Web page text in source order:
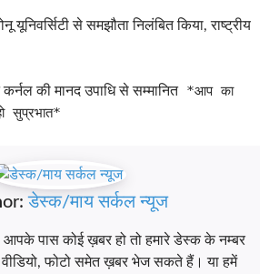
यूनिवर्सिटी से समझौता निलंबित किया, राष्ट्रीय
की मानद उपाधि से सम्मानित*आप का
सुप्रभात*
डेस्क/माय सर्कल न्यूज
पास कोई ख़बर हो तो हमारे डेस्क के नम्बर
फोटो समेत ख़बर भेज सकते हैं। या हमें